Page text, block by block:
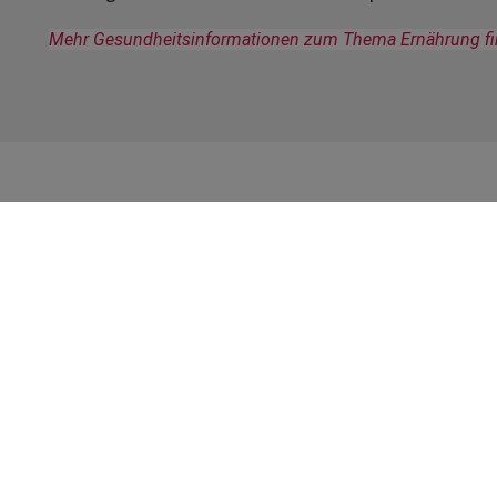
Mehr Gesundheitsinformationen zum Thema Ernährung